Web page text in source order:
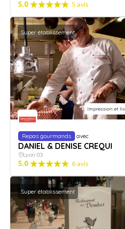
5.0 5 avis
Super établissement
Impression et
Repas gourmands avec
DANIEL & DENISE CREQUI
Lyon 03
5.0 6 avis
Super établissement